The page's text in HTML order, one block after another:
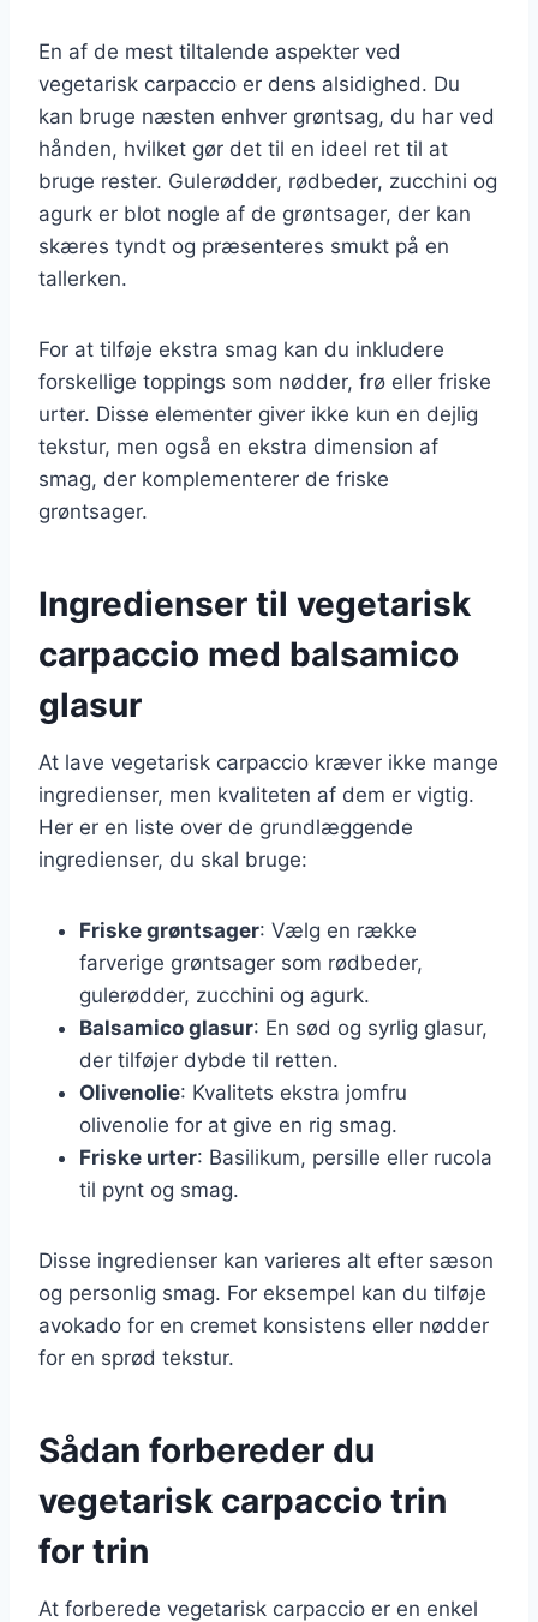
En af de mest tiltalende aspekter ved
vegetarisk carpaccio er dens alsidighed. Du
kan bruge næsten enhver grøntsag, du har ved
hånden, hvilket gør det til en ideel ret til at
bruge rester. Gulerødder, rødbeder, zucchini og
agurk er blot nogle af de grøntsager, der kan
skæres tyndt og præsenteres smukt på en
tallerken.
For at tilføje ekstra smag kan du inkludere
forskellige toppings som nødder, frø eller friske
urter. Disse elementer giver ikke kun en dejlig
tekstur, men også en ekstra dimension af
smag, der komplementerer de friske
grøntsager.
Ingredienser til vegetarisk
carpaccio med balsamico
glasur
At lave vegetarisk carpaccio kræver ikke mange
ingredienser, men kvaliteten af dem er vigtig.
Her er en liste over de grundlæggende
ingredienser, du skal bruge:
Friske grøntsager: Vælg en række
farverige grøntsager som rødbeder,
gulerødder, zucchini og agurk.
Balsamico glasur: En sød og syrlig glasur,
der tilføjer dybde til retten.
Olivenolie: Kvalitets ekstra jomfru
olivenolie for at give en rig smag.
Friske urter: Basilikum, persille eller rucola
til pynt og smag.
Disse ingredienser kan varieres alt efter sæson
og personlig smag. For eksempel kan du tilføje
avokado for en cremet konsistens eller nødder
for en sprød tekstur.
Sådan forbereder du
vegetarisk carpaccio trin
for trin
At forberede vegetarisk carpaccio er en enkel